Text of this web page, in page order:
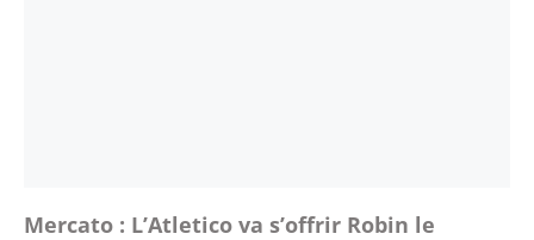
Mercato : L’Atletico va s’offrir Robin le